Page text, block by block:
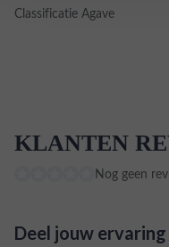
Classificatie Agave
KLANTEN
Nog geen
Deel jouw ervaring